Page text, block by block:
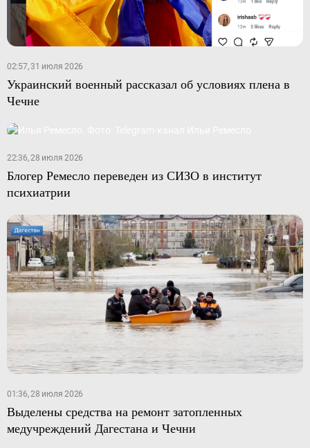
02:57, 31 июля 2026
Украинский военный рассказал об условиях плена в
Чечне
22:36, 28 июля 2026
Блогер Ремесло переведен из СИЗО в институт
психиатрии
01:36, 28 июля 2026
Выделены средства на ремонт затопленных
медучреждений Дагестана и Чечни